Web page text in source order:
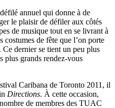
annuel qui donne à de
le plaisir de défiler aux côtés
de musique tout en se livrant à
costumes de fête que l’on porte
dernier se tient un peu plus
plus grands rendez-vous
Caribana de Toronto 2011, il
Directions. À cette occasion,
de membres des TUAC